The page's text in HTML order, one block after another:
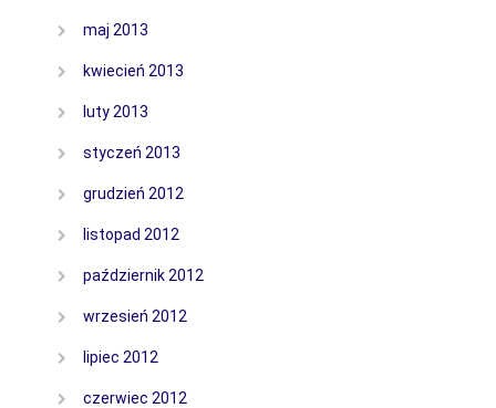
maj 2013
kwiecień 2013
luty 2013
styczeń 2013
grudzień 2012
listopad 2012
październik 2012
wrzesień 2012
lipiec 2012
czerwiec 2012